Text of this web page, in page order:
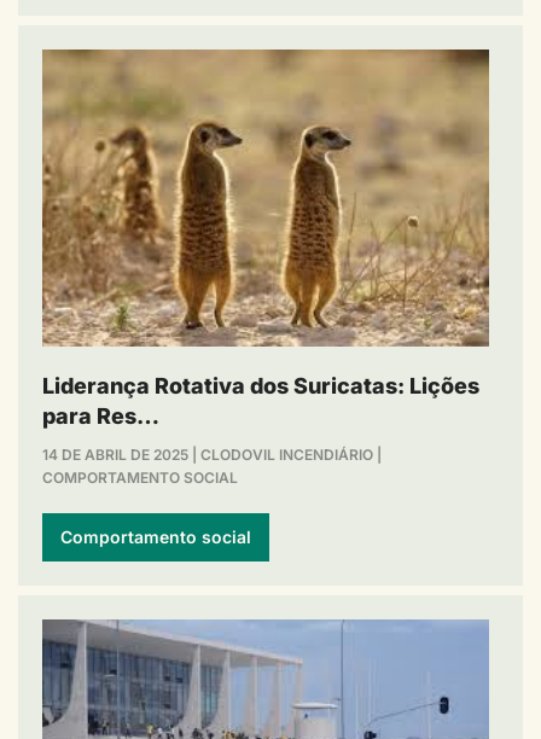
Liderança Rotativa dos Suricatas: Lições
para Res…
14 DE ABRIL DE 2025 CLODOVIL INCENDIÁRIO
COMPORTAMENTO SOCIAL
Comportamento social